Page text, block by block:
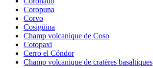
Coropuna
Corvo
Cosigüina
Champ volcanique de Coso
Cotopaxi
Cerro el Cóndor
Champ volcanique de cratères basaltiques